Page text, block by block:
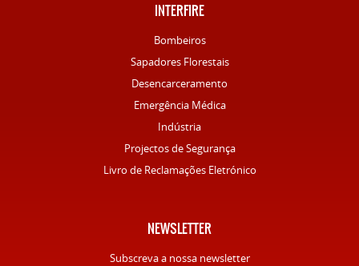
INTERFIRE
Bombeiros
Sapadores Florestais
Desencarceramento
Emergência Médica
Indústria
Projectos de Segurança
Livro de Reclamações Eletrónico
NEWSLETTER
Subscreva a nossa newsletter